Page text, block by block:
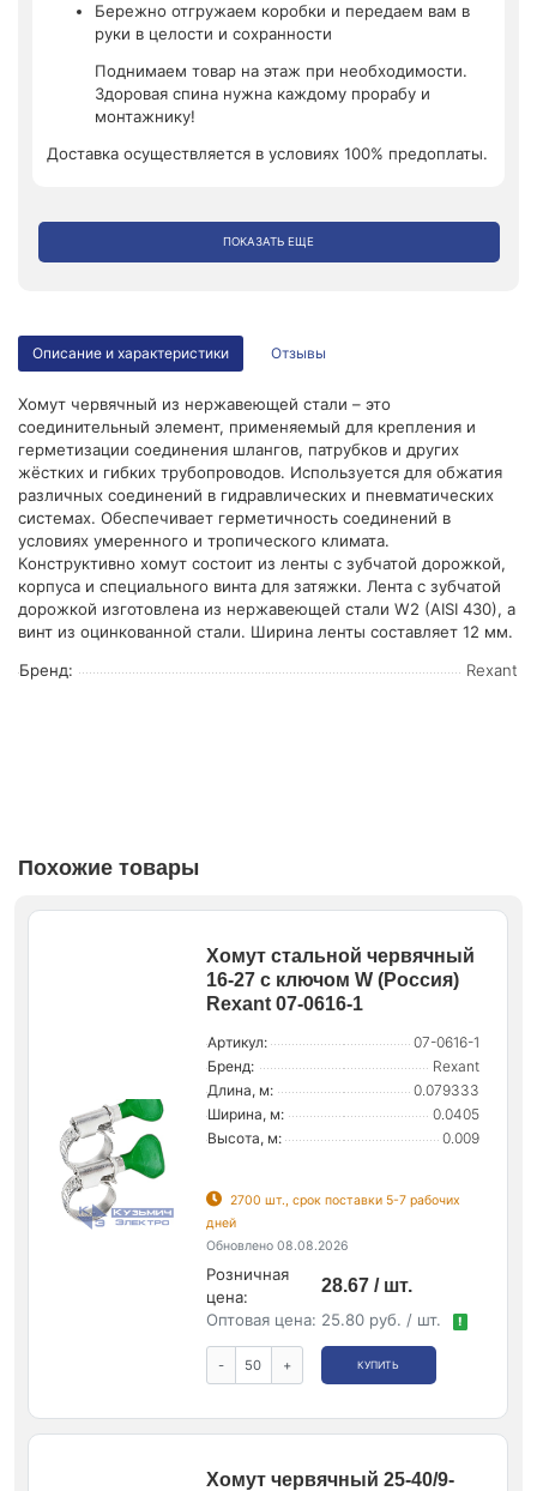
Бережно отгружаем коробки и передаем вам в
руки в целости и сохранности
Поднимаем товар на этаж при необходимости.
Здоровая спина нужна каждому прорабу и
монтажнику!
Доставка осуществляется в условиях 100% предоплаты.
ПОКАЗАТЬ ЕЩЕ
Описание и характеристики Отзывы
Хомут червячный из нержавеющей стали – это
соединительный элемент, применяемый для крепления и
герметизации соединения шлангов, патрубков и других
жёстких и гибких трубопроводов. Используется для обжатия
различных соединений в гидравлических и пневматических
системах. Обеспечивает герметичность соединений в
условиях умеренного и тропического климата.
Конструктивно хомут состоит из ленты с зубчатой дорожкой,
корпуса и специального винта для затяжки. Лента с зубчатой
дорожкой изготовлена из нержавеющей стали W2 (AISI 430), а
винт из оцинкованной стали. Ширина ленты составляет 12 мм.
Бренд:
Rexant
Похожие товары
Хомут стальной червячный
16-27 с ключом W (Россия)
Rexant 07-0616-1
Артикул:
07-0616-1
Бренд:
Rexant
Длина, м:
0.079333
Ширина, м:
0.0405
Высота, м:
0.009
2700 шт., срок поставки 5-7 рабочих
дней
Обновлено 08.08.2026
Розничная
цена:
28.67 / шт.
Оптовая цена: 25.80 руб. / шт. !
- + КУПИТЬ
Хомут червячный 25-40/9-